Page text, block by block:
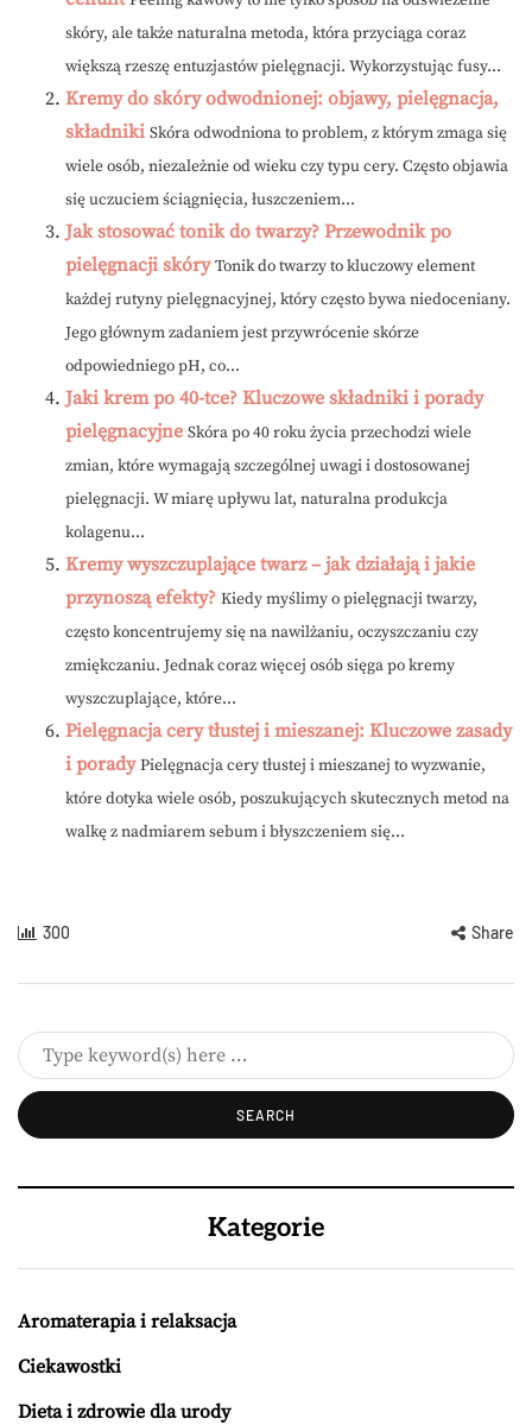
skóry, ale także naturalna metoda, która przyciąga coraz
większą rzeszę entuzjastów pielęgnacji. Wykorzystując fusy...
Kremy do skóry odwodnionej: objawy, pielęgnacja,
składniki Skóra odwodniona to problem, z którym zmaga się
wiele osób, niezależnie od wieku czy typu cery. Często objawia
się uczuciem ściągnięcia, łuszczeniem...
Jak stosować tonik do twarzy? Przewodnik po
pielęgnacji skóry Tonik do twarzy to kluczowy element
każdej rutyny pielęgnacyjnej, który często bywa niedoceniany.
Jego głównym zadaniem jest przywrócenie skórze
odpowiedniego pH, co...
Jaki krem po 40-tce? Kluczowe składniki i porady
pielęgnacyjne Skóra po 40 roku życia przechodzi wiele
zmian, które wymagają szczególnej uwagi i dostosowanej
pielęgnacji. W miarę upływu lat, naturalna produkcja
kolagenu...
Kremy wyszczuplające twarz – jak działają i jakie
przynoszą efekty? Kiedy myślimy o pielęgnacji twarzy,
często koncentrujemy się na nawilżaniu, oczyszczaniu czy
zmiękczaniu. Jednak coraz więcej osób sięga po kremy
wyszczuplające, które...
Pielęgnacja cery tłustej i mieszanej: Kluczowe zasady
i porady Pielęgnacja cery tłustej i mieszanej to wyzwanie,
które dotyka wiele osób, poszukujących skutecznych metod na
walkę z nadmiarem sebum i błyszczeniem się...
300 Share
Kategorie
Aromaterapia i relaksacja
Ciekawostki
Dieta i zdrowie dla urody